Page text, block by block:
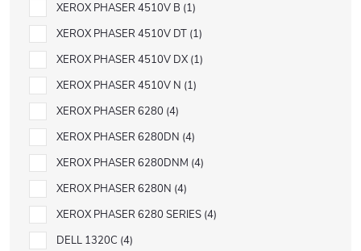
XEROX PHASER 4510V B 1
XEROX PHASER 4510V DT 1
XEROX PHASER 4510V DX 1
XEROX PHASER 4510V N 1
XEROX PHASER 6280 4
XEROX PHASER 6280DN 4
XEROX PHASER 6280DNM 4
XEROX PHASER 6280N 4
XEROX PHASER 6280 SERIES 4
DELL 1320C 4